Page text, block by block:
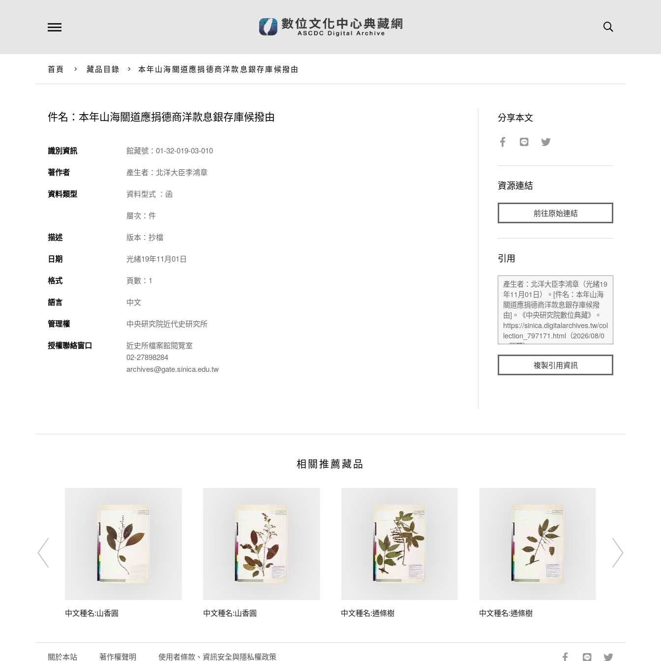
首頁 藏品目錄 本年山海關道應捐德商洋款息銀存庫候撥由
件名：本年山海關道應捐德商洋款息銀存庫候撥由
識別資訊 館藏號：01-32-019-03-010
著作者 產生者：北洋大臣李鴻章
資料類型 資料型式 ：函
層次：件
描述 版本：抄檔
日期 光緒19年11月01日
格式 頁數：1
語言 中文
管理權 中央研究院近代史研究所
授權聯絡窗口
近史所檔案館閱覽室
02-27898284
archives@gate.sinica.edu.tw
分享本文
資源連結
前往原始連結
引用
複製引用資訊
相關推薦藏品
中文種名:山香圓 中文種名:山香圓 中文種名:通條樹 中文種名:通條樹
關於本站 著作權聲明 使用者條款、資訊安全與隱私權政策